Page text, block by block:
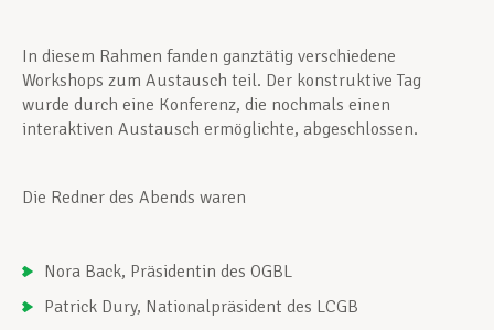
In diesem Rahmen fanden ganztätig verschiedene
Workshops zum Austausch teil. Der konstruktive Tag
wurde durch eine Konferenz, die nochmals einen
interaktiven Austausch ermöglichte, abgeschlossen.
Die Redner des Abends waren
Nora Back, Präsidentin des OGBL
Patrick Dury, Nationalpräsident des LCGB